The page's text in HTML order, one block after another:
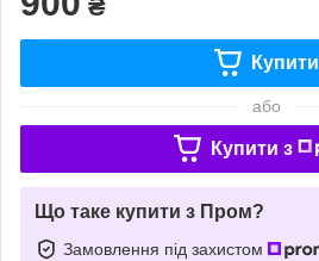
₴
Купити
або
Купити з
Що таке купити з Пром?
Замовлення під захистом